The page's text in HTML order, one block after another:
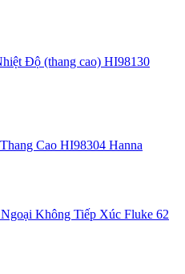
Độ (thang cao) HI98130
Cao HI98304 Hanna
Không Tiếp Xúc Fluke 62